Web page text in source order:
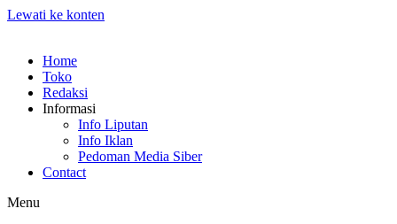
Lewati ke konten
Home
Toko
Redaksi
Informasi
Info Liputan
Info Iklan
Pedoman Media Siber
Contact
Menu